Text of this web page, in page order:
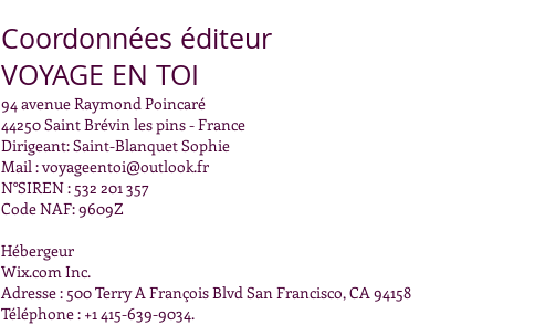
Coordonnées éditeur
VOYAGE EN TOI
94 avenue Raymond Poincaré
44250 Saint Brévin les pins - France
Dirigeant: Saint-Blanquet Sophie
Mail :voyageentoi@outlook.fr
N°SIREN : 532 201 357
Code NAF: 9609Z
Hébergeur
Wix.com Inc.
Adresse : 500 Terry A François Blvd San Francisco, CA 94158
Téléphone : +1 415-639-9034.